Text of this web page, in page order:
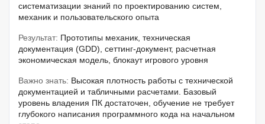
систематизации знаний по проектированию систем,
механик и пользовательского опыта
Результат: Прототипы механик, техническая
документация (GDD), сеттинг-документ, расчетная
экономическая модель, блокаут игрового уровня
Важно знать: Высокая плотность работы с технической
документацией и табличными расчетами. Базовый
уровень владения ПК достаточен, обучение не требует
глубокого написания программного кода на начальном